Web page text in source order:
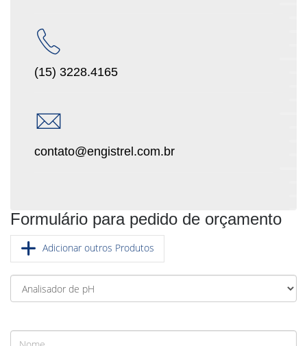
(15) 3228.4165
contato@engistrel.com.br
Formulário para pedido de orçamento
Adicionar outros Produtos